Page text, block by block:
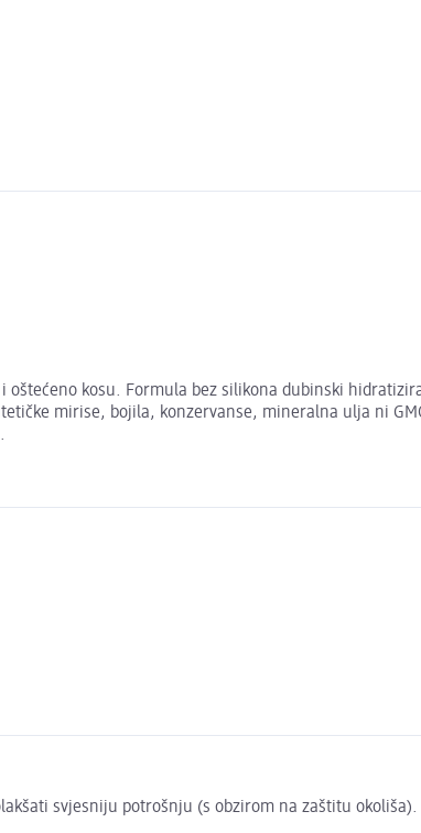
kosu. Formula bez silikona dubinski
mirise, bojila, konzervanse, mineralna ulja ni
svjesniju potrošnju (s obzirom na zaštitu